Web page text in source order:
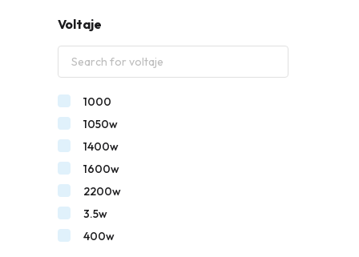
Voltaje
1000
1050w
1400w
1600w
2200w
3.5w
400w